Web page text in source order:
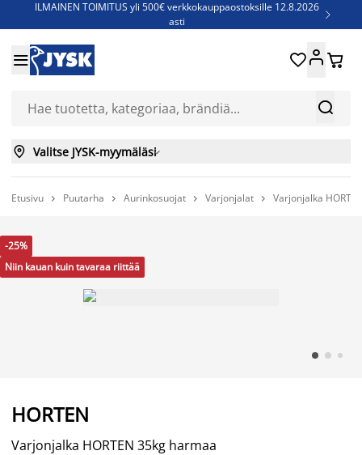
ILMAINEN TOIMITUS yli 500€ verkkokauppaostoksille 12.8.2026
asti

Jenkkisänkyjä - Säästä jopa 60%


 
 Valitse JYSK-myymäläsi
Etusivu  Puutarha  Aurinkosuojat  Varjonjalat  Varjonjalka
-25%
Niin kauan kuin tavaraa riittää
HORTEN
Varjonjalka HORTEN 35kg harmaa